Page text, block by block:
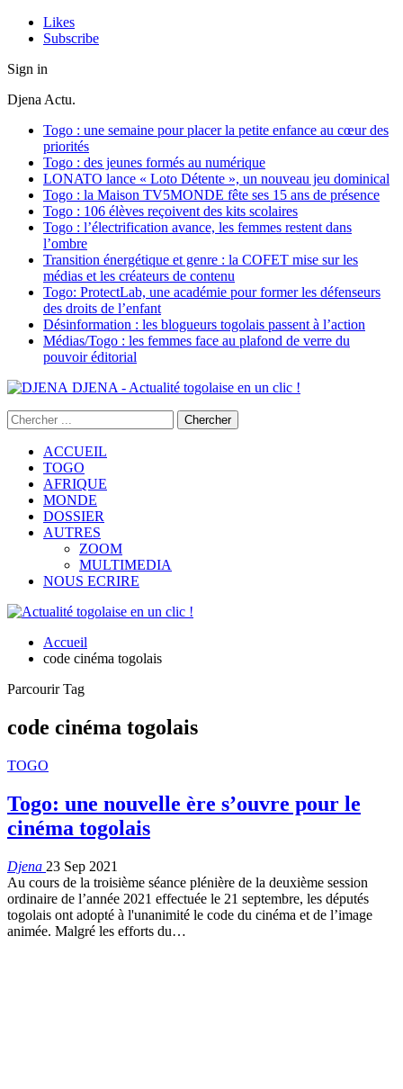
Likes
Subscribe
Sign in
Djena Actu.
Togo : une semaine pour placer la petite enfance au cœur des
priorités
Togo : des jeunes formés au numérique
LONATO lance « Loto Détente », un nouveau jeu dominical
Togo : la Maison TV5MONDE fête ses 15 ans de présence
Togo : 106 élèves reçoivent des kits scolaires
Togo : l’électrification avance, les femmes restent dans
l’ombre
Transition énergétique et genre : la COFET mise sur les
médias et les créateurs de contenu
Togo: ProtectLab, une académie pour former les défenseurs
des droits de l’enfant
Désinformation : les blogueurs togolais passent à l’action
Médias/Togo : les femmes face au plafond de verre du
pouvoir éditorial
DJENA - Actualité togolaise en un clic !
ACCUEIL
TOGO
AFRIQUE
MONDE
DOSSIER
AUTRES
ZOOM
MULTIMEDIA
NOUS ECRIRE
Accueil
code cinéma togolais
Parcourir Tag
code cinéma togolais
TOGO
Togo: une nouvelle ère s’ouvre pour le
cinéma togolais
Djena 23 Sep 2021
Au cours de la troisième séance plénière de la deuxième session
ordinaire de l’année 2021 effectuée le 21 septembre, les députés
togolais ont adopté à l'unanimité le code du cinéma et de l’image
animée. Malgré les efforts du…